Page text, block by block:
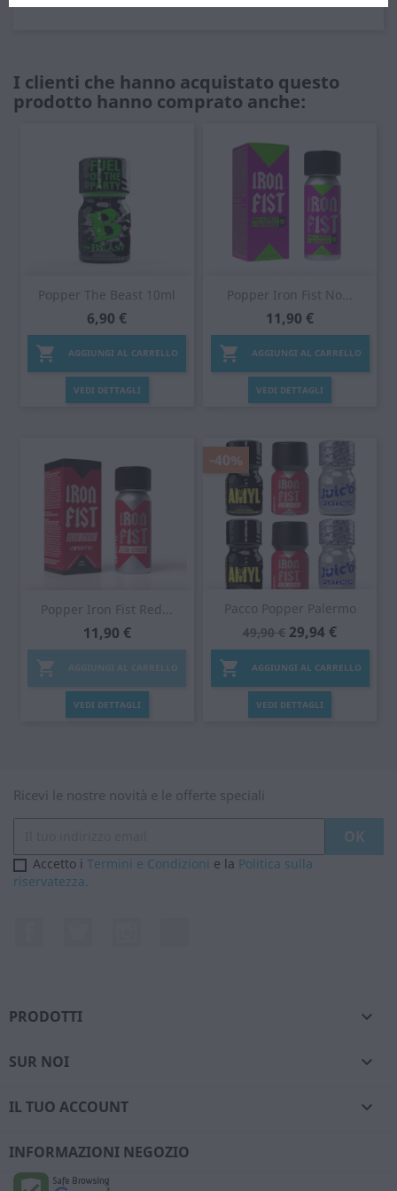
I clienti che hanno acquistato questo
prodotto hanno comprato anche:
Popper The Beast 10ml
6,90 €
 AGGIUNGI AL CARRELLO
VEDI DETTAGLI
Popper Iron Fist No...
11,90 €
 AGGIUNGI AL CARRELLO
VEDI DETTAGLI
Popper Iron Fist Red...
11,90 €
 AGGIUNGI AL CARRELLO
VEDI DETTAGLI
Pacco Popper Palermo
49,90 € 29,94 €
 AGGIUNGI AL CARRELLO
VEDI DETTAGLI
-40%
Ricevi le nostre novità e le offerte speciali
Accetto i Termini e Condizioni e la Politica sulla
riservatezza.
PRODOTTI 
SUR NOI 
IL TUO ACCOUNT 
INFORMAZIONI NEGOZIO